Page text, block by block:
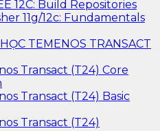
12C: Build Repositories
11g/12c: Fundamentals
TEMENOS TRANSACT
Transact (T24) Core
Transact (T24) Basic
Transact (T24)